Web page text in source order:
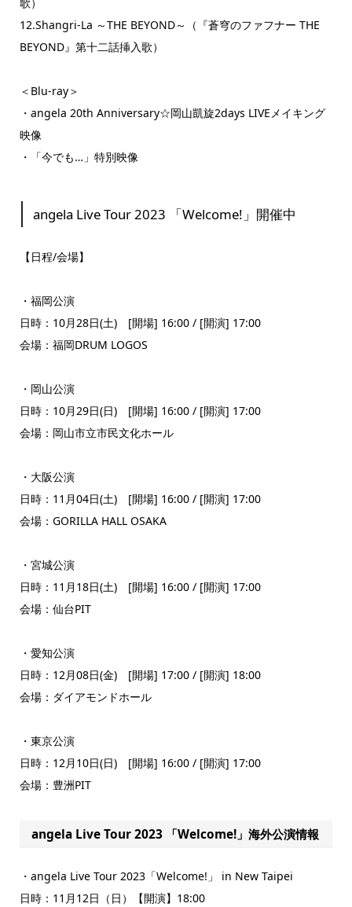
12.Shangri-La ～THE BEYOND～（『蒼穹のファフナー THE
BEYOND』第十二話挿入歌）
＜Blu-ray＞
・angela 20th Anniversary☆岡山凱旋2days LIVEメイキング
映像
・「今でも…」特別映像
angela Live Tour 2023 「Welcome!」開催中
【日程/会場】
・福岡公演
日時：10月28日(土) [開場] 16:00 / [開演] 17:00
会場：福岡DRUM LOGOS
・岡山公演
日時：10月29日(日) [開場] 16:00 / [開演] 17:00
会場：岡山市立市民文化ホール
・大阪公演
日時：11月04日(土) [開場] 16:00 / [開演] 17:00
会場：GORILLA HALL OSAKA
・宮城公演
日時：11月18日(土) [開場] 16:00 / [開演] 17:00
会場：仙台PIT
・愛知公演
日時：12月08日(金) [開場] 17:00 / [開演] 18:00
会場：ダイアモンドホール
・東京公演
日時：12月10日(日) [開場] 16:00 / [開演] 17:00
会場：豊洲PIT
angela Live Tour 2023 「Welcome!」海外公演情報
・angela Live Tour 2023「Welcome!」 in New Taipei
日時：11月12日（日）【開演】18:00